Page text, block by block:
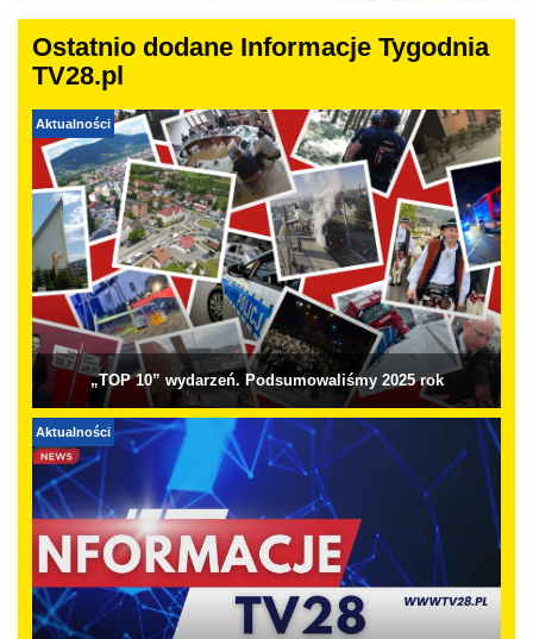
Ostatnio dodane Informacje Tygodnia
TV28.pl
Aktualności
„TOP 10” wydarzeń. Podsumowaliśmy 2025 rok
Aktualności